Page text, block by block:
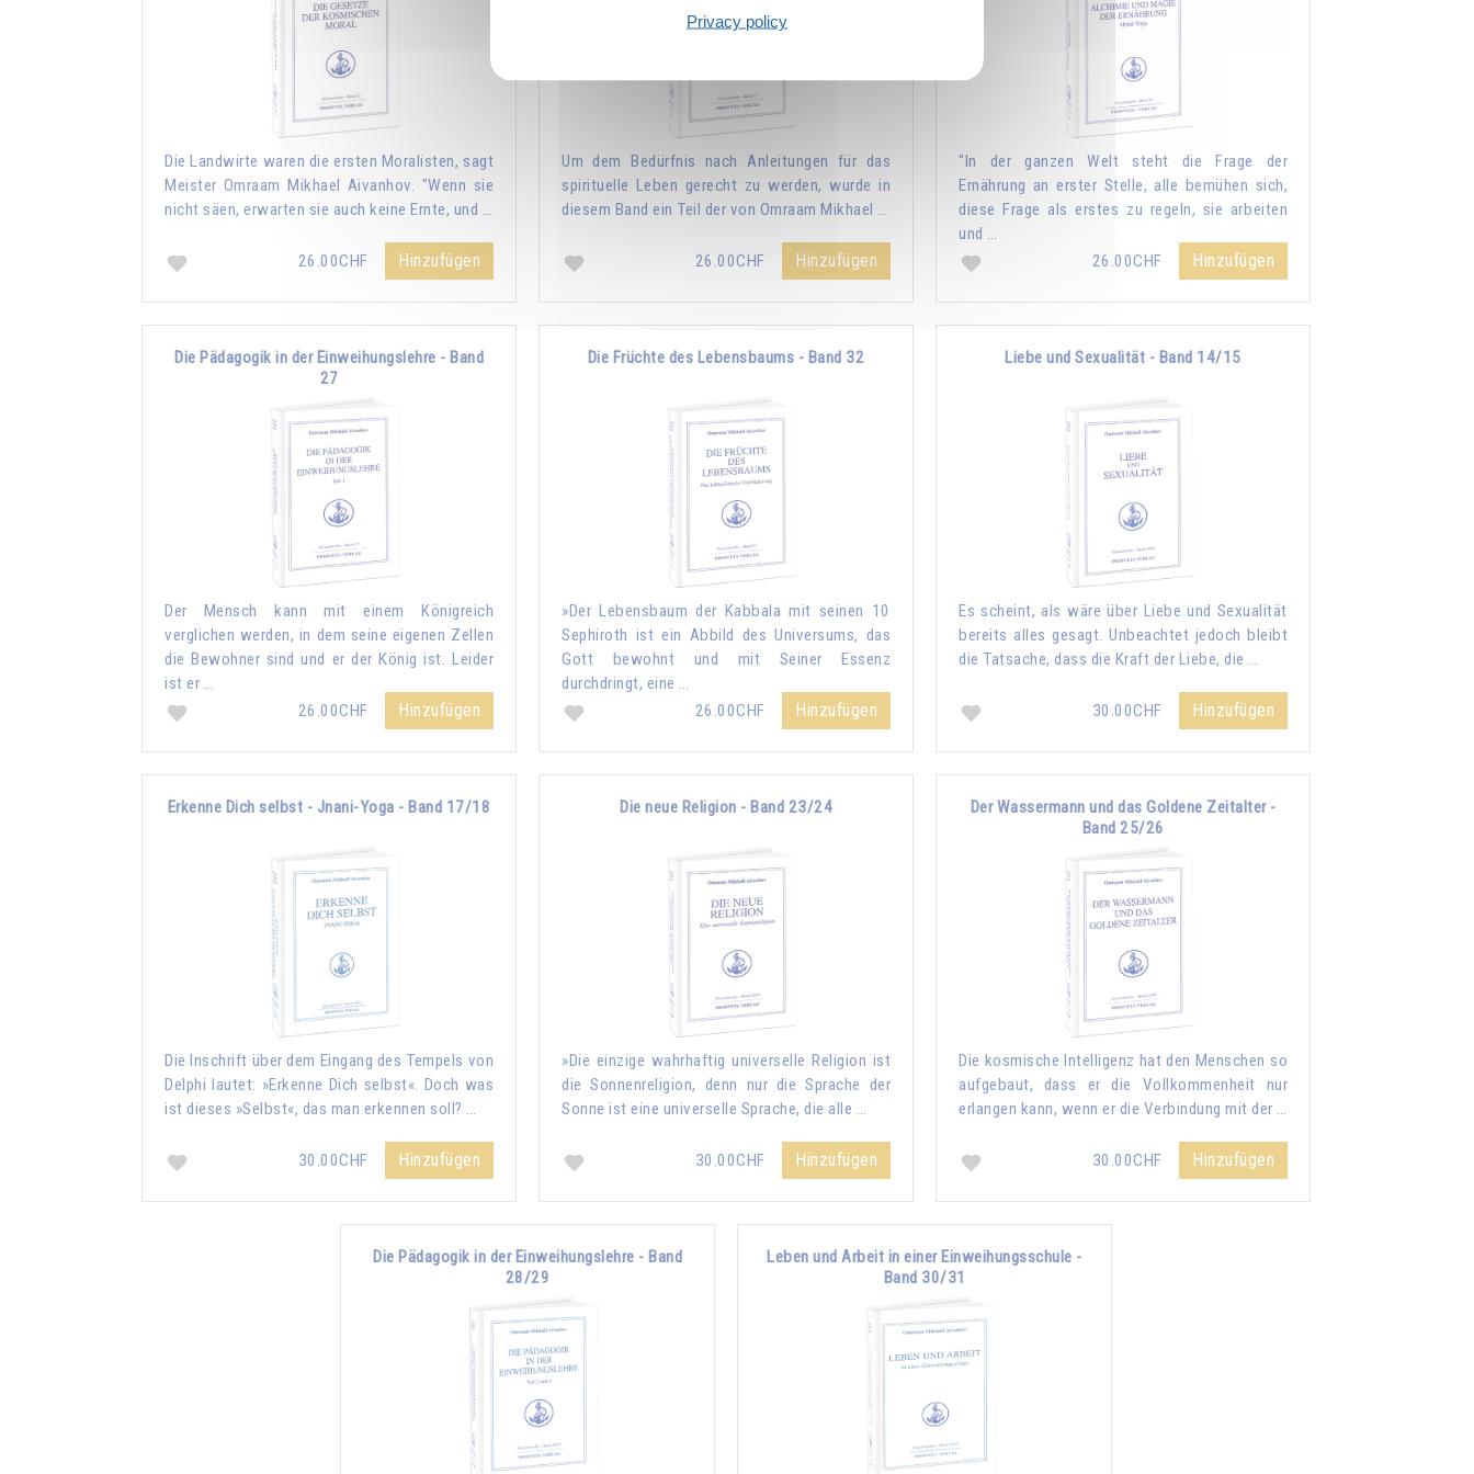
Die Landwirte waren die ersten Moralisten, sagt
Meister Omraam Mikhael Aivanhov. "Wenn sie
nicht säen, erwarten sie auch keine Ernte, und …
26.00CHF Hinzufügen
Um dem Bedürfnis nach Anleitungen für das
spirituelle Leben gerecht zu werden, wurde in
diesem Band ein Teil der von Omraam Mikhael …
26.00CHF Hinzufügen
"In der ganzen Welt steht die Frage der
Ernährung an erster Stelle, alle bemühen sich,
diese Frage als erstes zu regeln, sie arbeiten
und …
26.00CHF
Hinzufügen
Die Pädagogik in der Einweihungslehre - Band
27
Der Mensch kann mit einem Königreich
verglichen werden, in dem seine eigenen Zellen
die Bewohner sind und er der König ist. Leider
ist er …
26.00CHF
Hinzufügen
Die Früchte des Lebensbaums - Band 32
»Der Lebensbaum der Kabbala mit seinen 10
Sephiroth ist ein Abbild des Universums, das
Gott bewohnt und mit Seiner Essenz
durchdringt, eine …
26.00CHF
Hinzufügen
Liebe und Sexualität - Band 14/15
Es scheint, als wäre über Liebe und Sexualität
bereits alles gesagt. Unbeachtet jedoch bleibt
die Tatsache, dass die Kraft der Liebe, die …
30.00CHF Hinzufügen
Erkenne Dich selbst - Jnani-Yoga - Band 17/18
Die Inschrift über dem Eingang des Tempels von
Delphi lautet: »Erkenne Dich selbst«. Doch was
ist dieses »Selbst«, das man erkennen soll? …
30.00CHF Hinzufügen
Die neue Religion - Band 23/24
»Die einzige wahrhaftig universelle Religion ist
die Sonnenreligion, denn nur die Sprache der
Sonne ist eine universelle Sprache, die alle …
30.00CHF Hinzufügen
Der Wassermann und das Goldene Zeitalter -
Band 25/26
Die kosmische Intelligenz hat den Menschen so
aufgebaut, dass er die Vollkommenheit nur
erlangen kann, wenn er die Verbindung mit der …
30.00CHF Hinzufügen
Die Pädagogik in der Einweihungslehre - Band
28/29
Leben und Arbeit in einer Einweihungsschule -
Band 30/31
Privacy policy